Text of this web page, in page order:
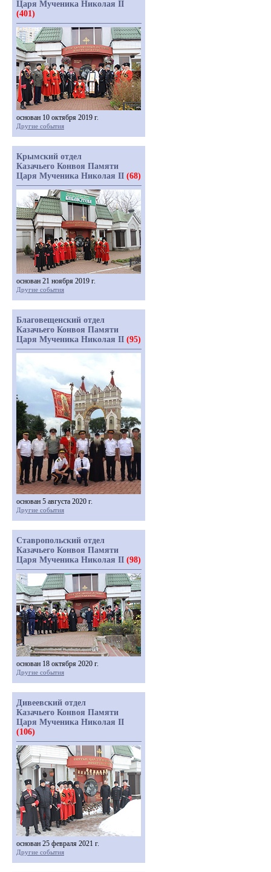
Царя Мученика Николая II
(401)
основан 10 октября 2019 г.
Другие события
Крымский отдел
Казачьего Конвоя Памяти
Царя Мученика Николая II (68)
основан 21 ноября 2019 г.
Другие события
Благовещенский отдел
Казачьего Конвоя Памяти
Царя Мученика Николая II (95)
основан 5 августа 2020 г.
Другие события
Ставропольский отдел
Казачьего Конвоя Памяти
Царя Мученика Николая II (98)
основан 18 октября 2020 г.
Другие события
Дивеевский отдел
Казачьего Конвоя Памяти
Царя Мученика Николая II
(106)
основан 25 февраля 2021 г.
Другие события